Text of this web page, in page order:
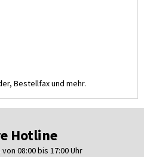
Bestellfax und mehr.
Hotline
08:00 bis 17:00 Uhr